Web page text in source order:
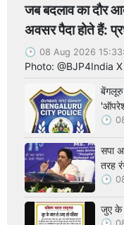
जब बदलाव का दौर
अवसर पैदा होते हैं:
08 Aug 2026
Photo: @BJP4India
बेंगलूरु
सपा
तरह
जुए के